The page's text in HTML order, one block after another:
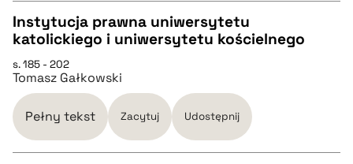
CZYSTY TEKST
pobierz cytat
BIBTEX
Instytucja prawna uniwersytetu
katolickiego i uniwersytetu kościelnego
s. 185 - 202
Tomasz Gałkowski
Pełny tekst Zacytuj Udostępnij